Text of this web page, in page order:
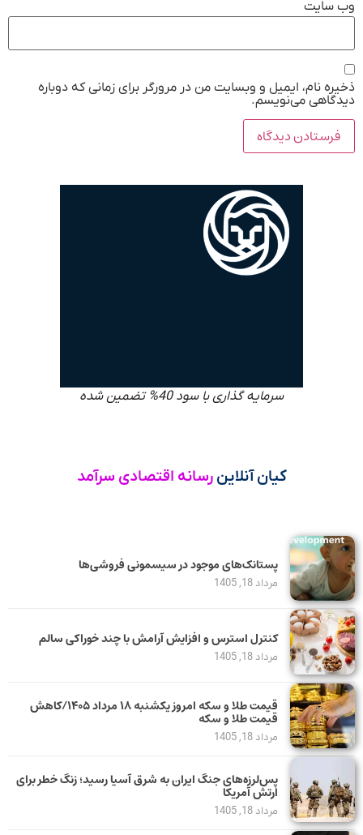
وب‌ سایت
ذخیره نام، ایمیل و وبسایت من در مرورگر برای زمانی که دوباره
دیدگاهی می‌نویسم.
سرمایه گذاری با سود 40% تضمین شده
کیان آنلاین رسانه اقتصادی سرآمد
پستانک‌های موجود در سیسمونی فروشی‌ها
مرداد 18, 1405
کنترل استرس و افزایش آرامش با چند خوراکی سالم
مرداد 18, 1405
قیمت طلا و سکه امروز یکشنبه ۱۸ مرداد ۱۴۰۵/کاهش
قیمت طلا و سکه
مرداد 18, 1405
پس‌لرزه‌های جنگ ایران به شرق آسیا رسید؛ زنگ خطر برای
ارتش آمریکا
مرداد 18, 1405